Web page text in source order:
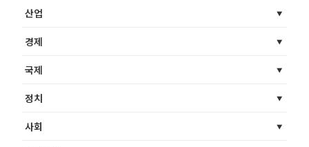
산업
경제
국제
정치
사회